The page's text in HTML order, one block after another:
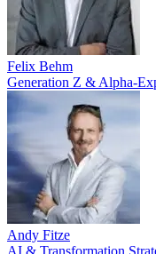
Felix Behm
Generation Z & Alpha-
Andy Fitze
AI & Transformation